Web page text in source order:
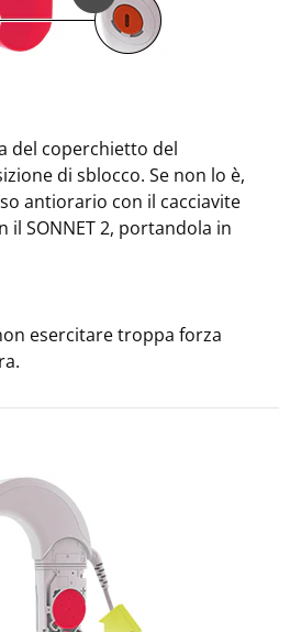
del coperchietto del
di sblocco. Se non lo è,
antiorario con il cacciavite
SONNET 2, portandola in
esercitare troppa forza